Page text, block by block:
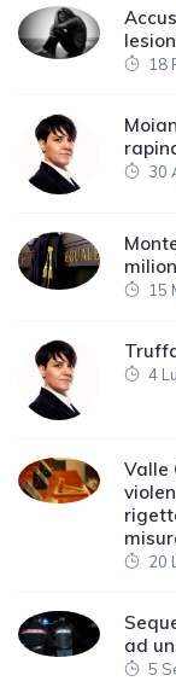
18
30
15
4
Valle
20
ad
5